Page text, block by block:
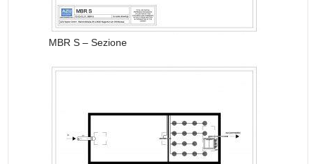
MBR S – Sezione